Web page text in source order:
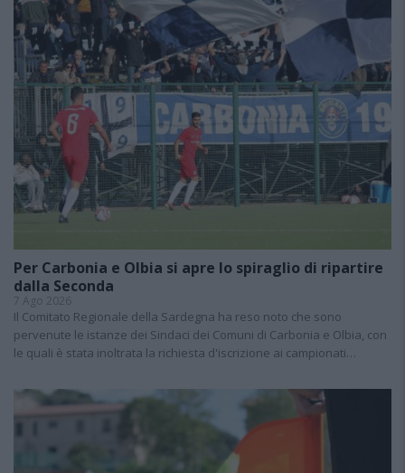
Per Carbonia e Olbia si apre lo spiraglio di ripartire
dalla Seconda
7 Ago 2026
Il Comitato Regionale della Sardegna ha reso noto che sono
pervenute le istanze dei Sindaci dei Comuni di Carbonia e Olbia, con
le quali è stata inoltrata la richiesta d'iscrizione ai campionati…